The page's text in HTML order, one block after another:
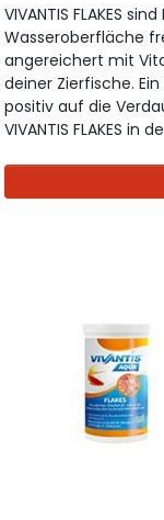
VIVANTIS FLAKES
Wasseroberfläche
angereichert mit
deiner Zierfische.
positiv auf die
VIVANTIS FLAKES